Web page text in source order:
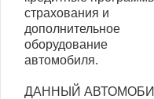
страхования и
дополнительное
оборудование
автомобиля.
ДАННЫЙ